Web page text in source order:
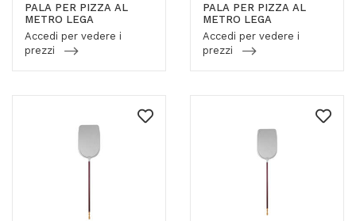
PALA PER PIZZA AL
METRO LEGA
Accedi per vedere i
prezzi
PALA PER PIZZA AL
METRO LEGA
Accedi per vedere i
prezzi